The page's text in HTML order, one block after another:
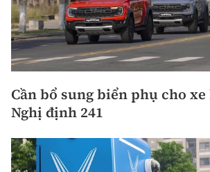
Cần bổ sung biển phụ cho
Nghị định 241